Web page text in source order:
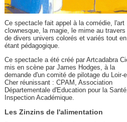
Ce spectacle fait appel à la comédie, l'art
clownesque, la magie, le mime au travers
de divers univers colorés et variés tout en
étant pédagogique.
Ce spectacle a été créé par Artcadabra
mis en scène par James Hodges, à la
demande d'un comité de pilotage du Loir-
Cher réunissant : CPAM, Association
Départementale d'Education pour la
Inspection Académique.
Les Zinzins de l'alimentation